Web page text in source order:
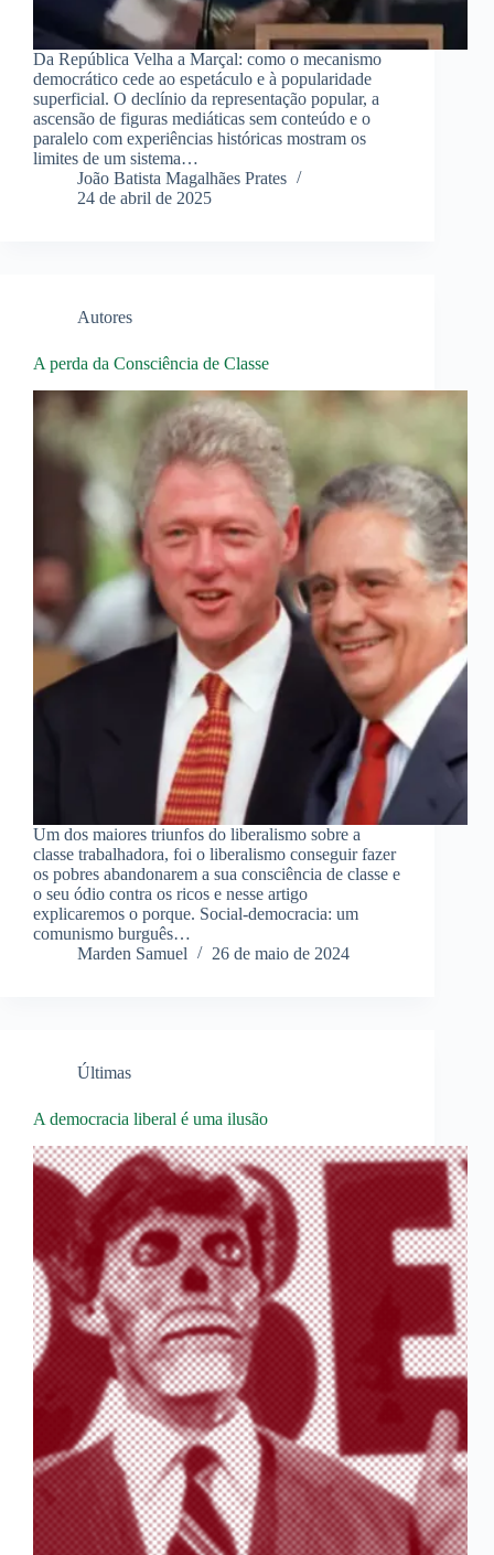
Da República Velha a Marçal: como o mecanismo
democrático cede ao espetáculo e à popularidade
superficial. O declínio da representação popular, a
ascensão de figuras mediáticas sem conteúdo e o
paralelo com experiências históricas mostram os
limites de um sistema…
João Batista Magalhães Prates
24 de abril de 2025
Autores
A perda da Consciência de Classe
Um dos maiores triunfos do liberalismo sobre a
classe trabalhadora, foi o liberalismo conseguir fazer
os pobres abandonarem a sua consciência de classe e
o seu ódio contra os ricos e nesse artigo
explicaremos o porque. Social-democracia: um
comunismo burguês…
Marden Samuel
26 de maio de 2024
Últimas
A democracia liberal é uma ilusão